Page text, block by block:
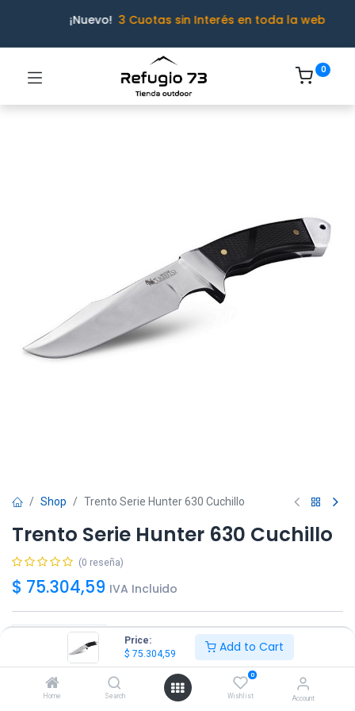
Price:
$ 75.304,59 Add to Cart
Home Search
0
Wishlist Account
¡Nuevo! 3 Cuotas sin Interés en toda la web
0
Shop Trento Serie Hunter 630 Cuchillo
Trento Serie Hunter 630 Cuchillo
(0 reseña)
$ 75.304,59 IVA Incluido
Agregar Comprar ya!